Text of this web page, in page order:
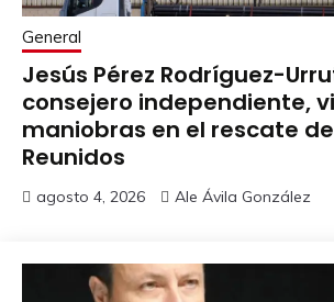
General
Jesús Pérez Rodríguez-
consejero independiente,
maniobras en el rescate
Reunidos
agosto 4, 2026 Ale Ávila González